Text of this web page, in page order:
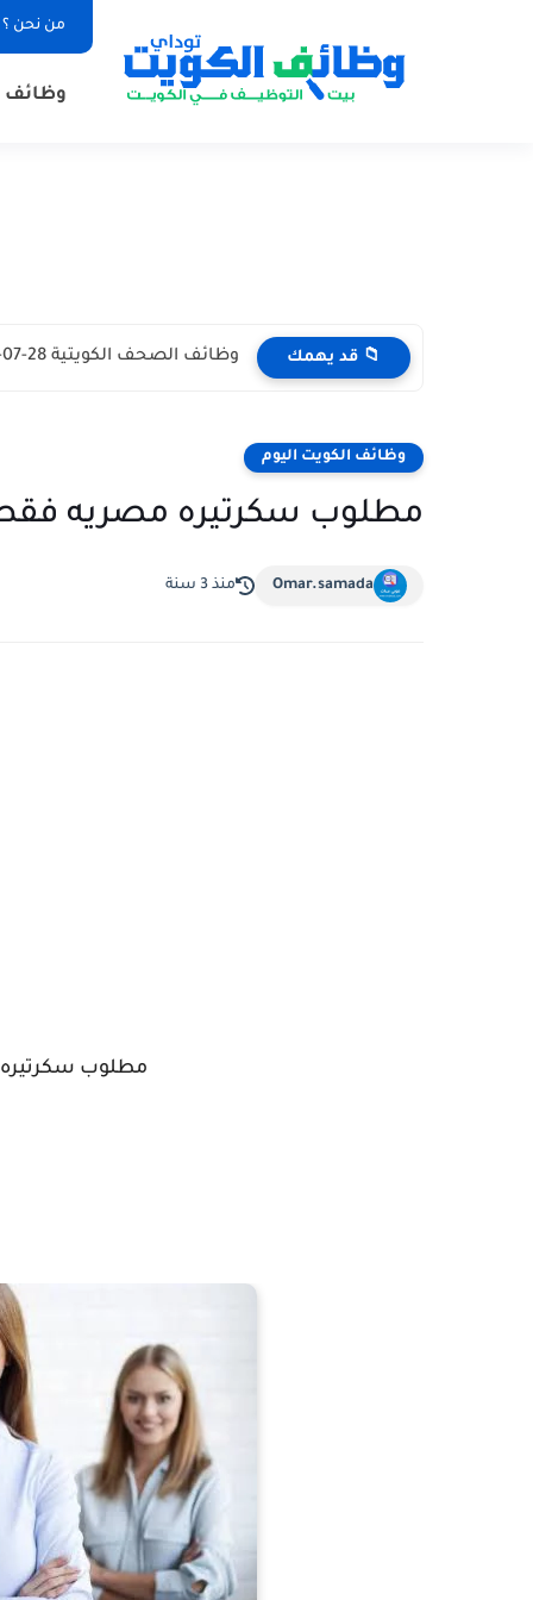
من نحن ؟
وظائف
📁 قد يهمك وظائف الصحف الكويتية 28-07-2026 في جميع التخصصات للاجانب والمواطنين
وظائف الكويت اليوم
مطلوب سكرتيره مصريه
Omar.samada منذ 3 سنة
مطلوب